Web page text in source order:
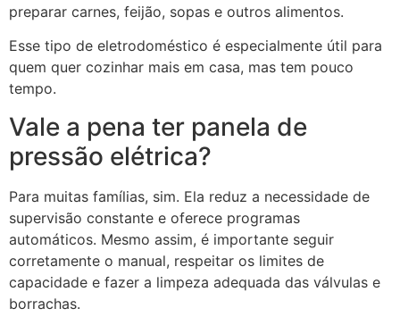
preparar carnes, feijão, sopas e outros alimentos.
Esse tipo de eletrodoméstico é especialmente útil para
quem quer cozinhar mais em casa, mas tem pouco
tempo.
Vale a pena ter panela de
pressão elétrica?
Para muitas famílias, sim. Ela reduz a necessidade de
supervisão constante e oferece programas
automáticos. Mesmo assim, é importante seguir
corretamente o manual, respeitar os limites de
capacidade e fazer a limpeza adequada das válvulas e
borrachas.